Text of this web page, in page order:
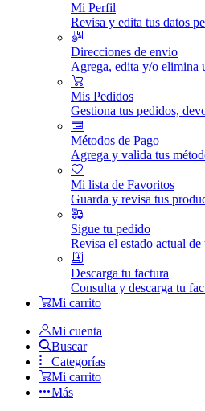
Mi Perfil
Revisa y edita tus datos
Direcciones de envio
Agrega, edita y/o elimina
Mis Pedidos
Gestiona tus pedidos,
Métodos de Pago
Agrega y valida tus
Mi lista de Favoritos
Guarda y revisa tus
Sigue tu pedido
Revisa el estado actual
Descarga tu factura
Consulta y descarga tu
Mi carrito
Mi cuenta
Buscar
Categorías
Mi carrito
Más